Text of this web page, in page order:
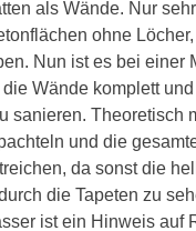
als Wände. Nur
ohne
Nun ist es bei einer
Wände komplett
sanieren. Theoretisch
und die
da sonst die
die Tapeten zu
ist ein Hinweis auf